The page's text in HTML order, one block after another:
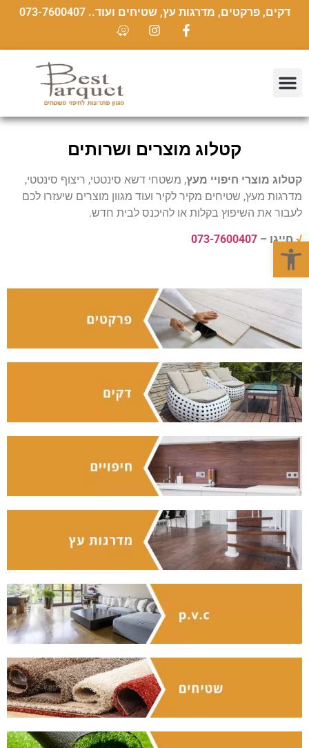
פתח סרגל נגישות
דקים, פרקטים, מדרגות עץ, שטיחים ועוד.. 073-7600407
קטלוג מוצרים ושרותים
קטלוג מוצרי חיפויי מעץ, משטחי דשא סינטטי, ריצוף סינטטי,
מדרגות מעץ, שטיחים מקיר לקיר ועוד מגוון מוצרים שיעזרו לכם
לעבור את השיפוץ בקלות או להיכנס לבית חדש.
√חייגו – 073-7600407